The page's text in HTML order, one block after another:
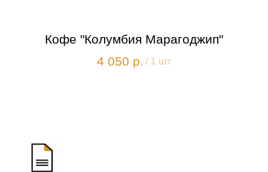
Кофе "Колумбия Марагоджип"
4 050 р. / 1 шт